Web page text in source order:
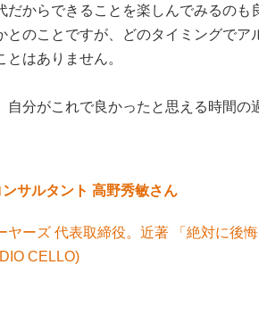
だからできることを楽しんでみるのも
とのことですが、どのタイミングでア
はありません。
自分がこれで良かったと思える時間の
サルタント 高野秀敏さん
ヤーズ 代表取締役。近著 「絶対に後
CELLO)